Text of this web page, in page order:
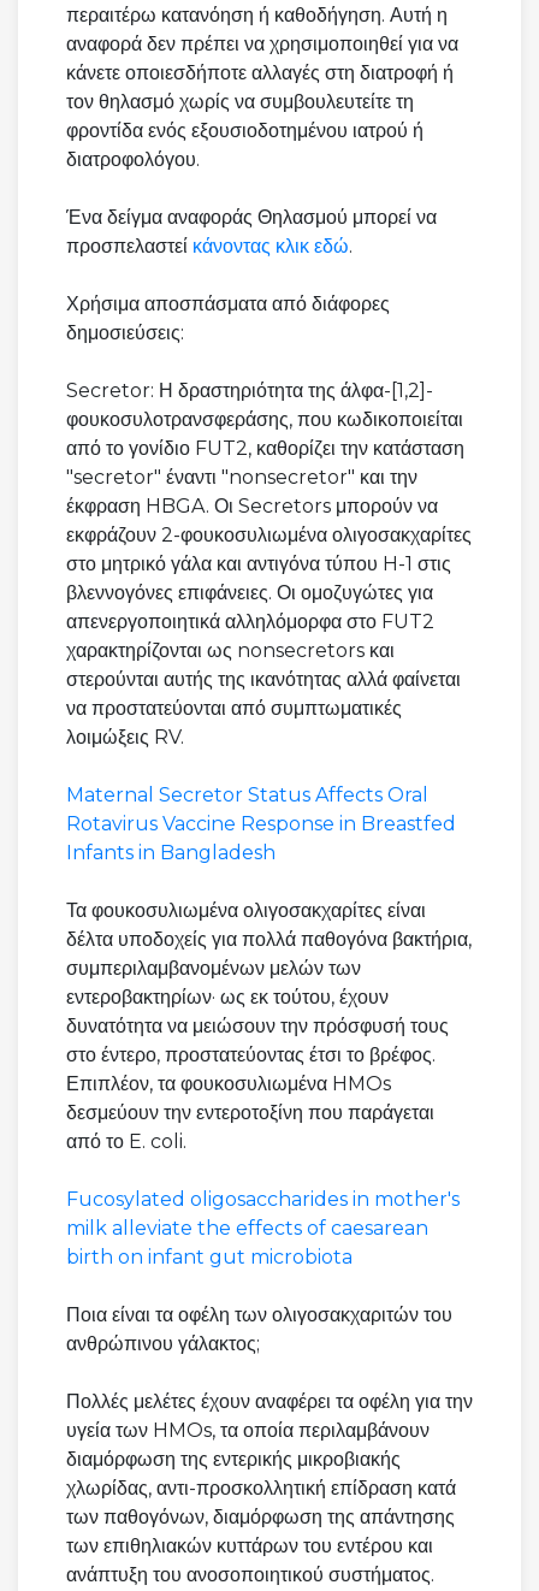
περαιτέρω κατανόηση ή καθοδήγηση. Αυτή η
αναφορά δεν πρέπει να χρησιμοποιηθεί για να
κάνετε οποιεσδήποτε αλλαγές στη διατροφή ή
τον θηλασμό χωρίς να συμβουλευτείτε τη
φροντίδα ενός εξουσιοδοτημένου ιατρού ή
διατροφολόγου.
Ένα δείγμα αναφοράς Θηλασμού μπορεί να
προσπελαστεί κάνοντας κλικ εδώ.
Χρήσιμα αποσπάσματα από διάφορες
δημοσιεύσεις:
Secretor: Η δραστηριότητα της άλφα-[1,2]-
φουκοσυλοτρανσφεράσης, που κωδικοποιείται
από το γονίδιο FUT2, καθορίζει την κατάσταση
"secretor" έναντι "nonsecretor" και την
έκφραση HBGA. Οι Secretors μπορούν να
εκφράζουν 2-φουκοσυλιωμένα ολιγοσακχαρίτες
στο μητρικό γάλα και αντιγόνα τύπου H-1 στις
βλεννογόνες επιφάνειες. Οι ομοζυγώτες για
απενεργοποιητικά αλληλόμορφα στο FUT2
χαρακτηρίζονται ως nonsecretors και
στερούνται αυτής της ικανότητας αλλά φαίνεται
να προστατεύονται από συμπτωματικές
λοιμώξεις RV.
Maternal Secretor Status Affects Oral
Rotavirus Vaccine Response in Breastfed
Infants in Bangladesh
Τα φουκοσυλιωμένα ολιγοσακχαρίτες είναι
δέλτα υποδοχείς για πολλά παθογόνα βακτήρια,
συμπεριλαμβανομένων μελών των
εντεροβακτηρίων· ως εκ τούτου, έχουν
δυνατότητα να μειώσουν την πρόσφυσή τους
στο έντερο, προστατεύοντας έτσι το βρέφος.
Επιπλέον, τα φουκοσυλιωμένα HMOs
δεσμεύουν την εντεροτοξίνη που παράγεται
από το E. coli.
Fucosylated oligosaccharides in mother's
milk alleviate the effects of caesarean
birth on infant gut microbiota
Ποια είναι τα οφέλη των ολιγοσακχαριτών του
ανθρώπινου γάλακτος;
Πολλές μελέτες έχουν αναφέρει τα οφέλη για την
υγεία των HMOs, τα οποία περιλαμβάνουν
διαμόρφωση της εντερικής μικροβιακής
χλωρίδας, αντι-προσκολλητική επίδραση κατά
των παθογόνων, διαμόρφωση της απάντησης
των επιθηλιακών κυττάρων του εντέρου και
ανάπτυξη του ανοσοποιητικού συστήματος.